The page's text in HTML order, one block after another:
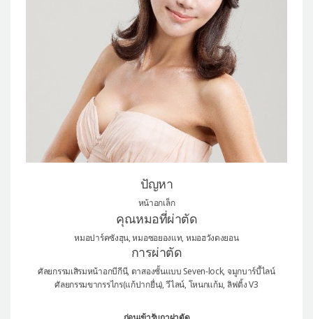
แนะนำโรงพยาบาลไอดี
ศัลยกรรมอย่างปลอดภัย
ปรึกษาทางออนไลน์
Real Selfie Review
ปัญหา
หน้าอกเล็ก
คุณหมอที่ผ่าตัด
หมอปาร์คซังฮุน, หมอซอยองแท, หมอฮวังดงยอน
การผ่าตัด
ศัลยกรรมเสิรมหน้าอกบีกีนี, ตาสองชั้นแบบ Seven-lock, จมูกบาร์บี้ไลน์
ศัลยกรรมขากรรไกร(แก้ปากยื่น), วีไลน์, โหนกแก้ม, ลิฟติ้ง V3